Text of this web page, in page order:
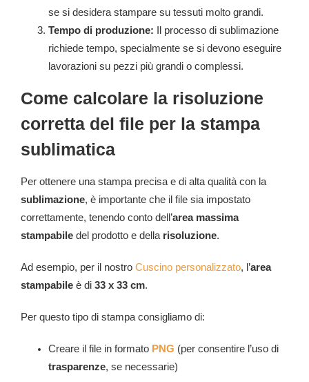
se si desidera stampare su tessuti molto grandi.
Tempo di produzione: Il processo di sublimazione
richiede tempo, specialmente se si devono eseguire
lavorazioni su pezzi più grandi o complessi.
Come calcolare la risoluzione
corretta del file per la stampa
sublimatica
Per ottenere una stampa precisa e di alta qualità con la
sublimazione, è importante che il file sia impostato
correttamente, tenendo conto dell’area massima
stampabile del prodotto e della risoluzione.
Ad esempio, per il nostro Cuscino personalizzato, l’area
stampabile è di 33 x 33 cm.
Per questo tipo di stampa consigliamo di:
Creare il file in formato PNG (per consentire l’uso di
trasparenze, se necessarie)